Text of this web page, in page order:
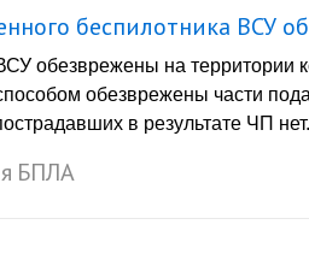
беспилотника ВСУ
обезврежены на
обезврежены части
в результате ЧП
БПЛА